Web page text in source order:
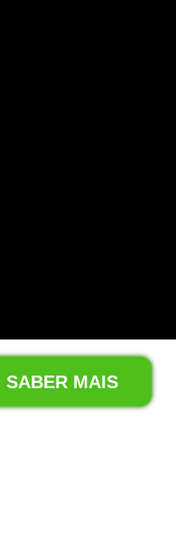
SABER MAIS